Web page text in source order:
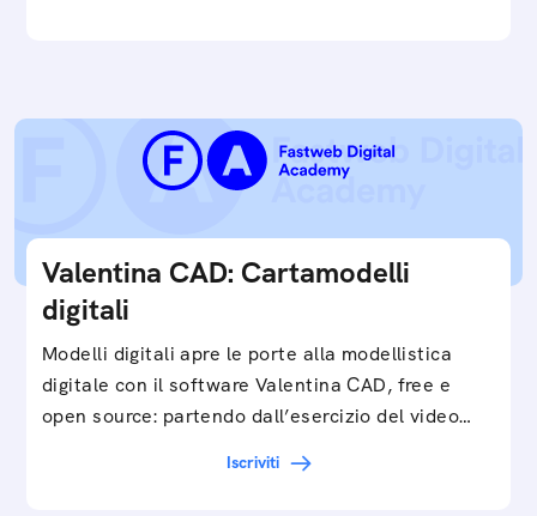
Valentina CAD: Cartamodelli
digitali
Modelli digitali apre le porte alla modellistica
digitale con il software Valentina CAD, free e
open source: partendo dall’esercizio del video…
Iscriviti